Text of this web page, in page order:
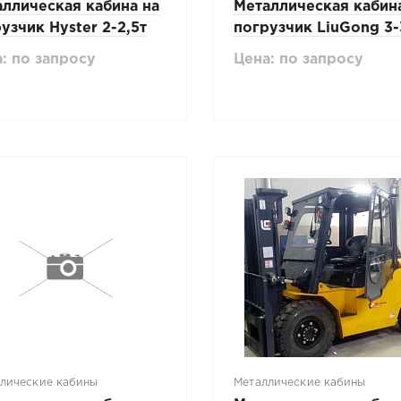
кабина на
Hyster 2-2,5т
по запросу
Металлическая
погрузчик LiuGong 3-
Цена: по запросу
кабины Металлические кабины